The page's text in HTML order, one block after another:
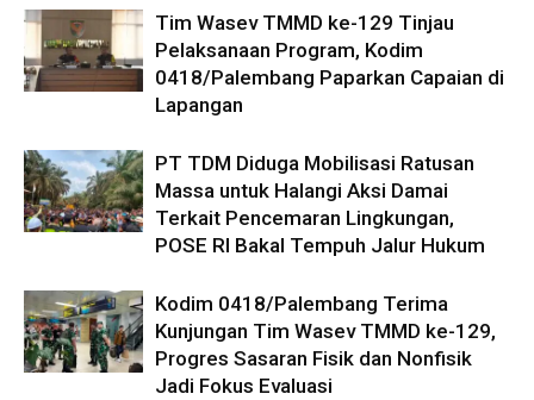
Tim Wasev TMMD ke-129 Tinjau
Pelaksanaan Program, Kodim
0418/Palembang Paparkan Capaian di
Lapangan
PT TDM Diduga Mobilisasi Ratusan
Massa untuk Halangi Aksi Damai
Terkait Pencemaran Lingkungan,
POSE RI Bakal Tempuh Jalur Hukum
Kodim 0418/Palembang Terima
Kunjungan Tim Wasev TMMD ke-129,
Progres Sasaran Fisik dan Nonfisik
Jadi Fokus Evaluasi